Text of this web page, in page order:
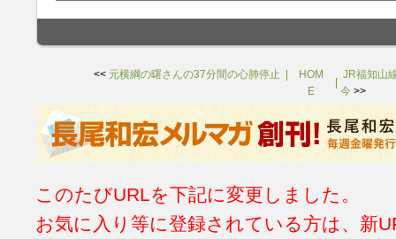
<< 元横綱の曙さんの37分間の心肺停止
HOM
E
JR福知山
今>>
このたびURLを下記に変更しました。
お気に入り等に登録されている方は、新